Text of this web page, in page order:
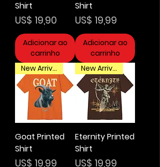
Shirt
Preço
US$ 19,90
Adicionar ao
carrinho
Shirt
Preço
US$ 19,99
Adicionar ao
carrinho
New Arrival
Goat Printed
Shirt
Preço
US$ 19,99
New Arrival
Eternity Printed
Shirt
Preço
US$ 19,99